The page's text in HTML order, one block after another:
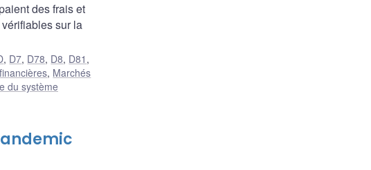
des frais et
sur la
, D7, D78, D8, D81 ,
, Marchés
du système